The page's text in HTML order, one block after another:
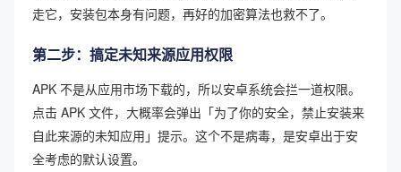
走它，安装包本身有问题，再好的加密算法也救不了。
第二步：搞定未知来源应用权限
APK 不是从应用市场下载的，所以安卓系统会拦一道权限。
点击 APK 文件，大概率会弹出「为了你的安全，禁止安装来
自此来源的未知应用」提示。这个不是病毒，是安卓出于安
全考虑的默认设置。